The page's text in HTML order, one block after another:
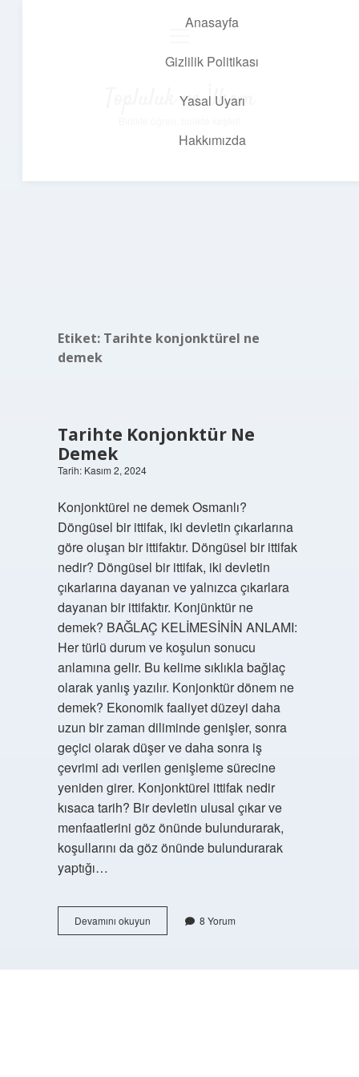
Anasayfa
Gizlilik Politikası
Yasal Uyarı
Hakkımızda
Topluluk ve İlham
Etiket: Tarihte konjonktürel ne
demek
Tarihte Konjonktür Ne
Demek
Tarih: Kasım 2, 2024
Konjonktürel ne demek Osmanlı?
Döngüsel bir ittifak, iki devletin çıkarlarına
göre oluşan bir ittifaktır. Döngüsel bir ittifak
nedir? Döngüsel bir ittifak, iki devletin
çıkarlarına dayanan ve yalnızca çıkarlara
dayanan bir ittifaktır. Konjünktür ne
demek? BAĞLAÇ KELİMESİNİN ANLAMI:
Her türlü durum ve koşulun sonucu
anlamına gelir. Bu kelime sıklıkla bağlaç
olarak yanlış yazılır. Konjonktür dönem ne
demek? Ekonomik faaliyet düzeyi daha
uzun bir zaman diliminde genişler, sonra
geçici olarak düşer ve daha sonra iş
çevrimi adı verilen genişleme sürecine
yeniden girer. Konjonktürel ittifak nedir
kısaca tarih? Bir devletin ulusal çıkar ve
menfaatlerini göz önünde bulundurarak,
koşullarını da göz önünde bulundurarak
yaptığı…
Devamını okuyunTarihte
Konjonktür
8 Yorum